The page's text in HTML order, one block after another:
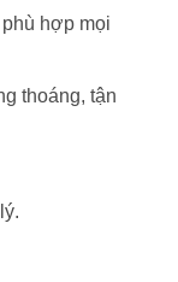
hợp mọi
thoáng, tận